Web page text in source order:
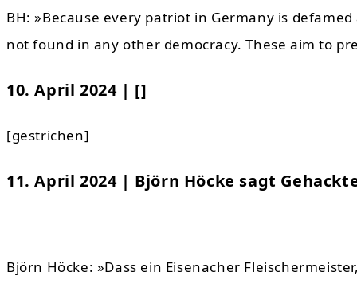
BH: »Because every patriot in Germany is
not found in any other democracy. These aim to
10. April 2024 | []
[gestrichen]
11. April 2024 | Björn Höcke sagt
Björn Höcke: »Dass ein Eisenacher